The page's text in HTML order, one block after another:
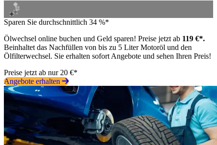
Sparen Sie durchschnittlich 34 %*
Ölwechsel online buchen und Geld sparen! Preise jetzt ab 119 €*.
Beinhaltet das Nachfüllen von bis zu 5 Liter Motoröl und den
Ölfilterwechsel. Sie erhalten sofort Angebote und sehen Ihren Preis!
Preise jetzt ab nur 20 €*
Angebote erhalten